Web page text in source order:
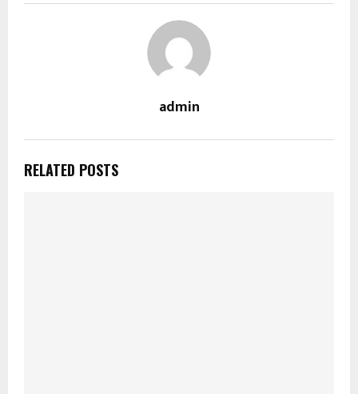
admin
RELATED POSTS